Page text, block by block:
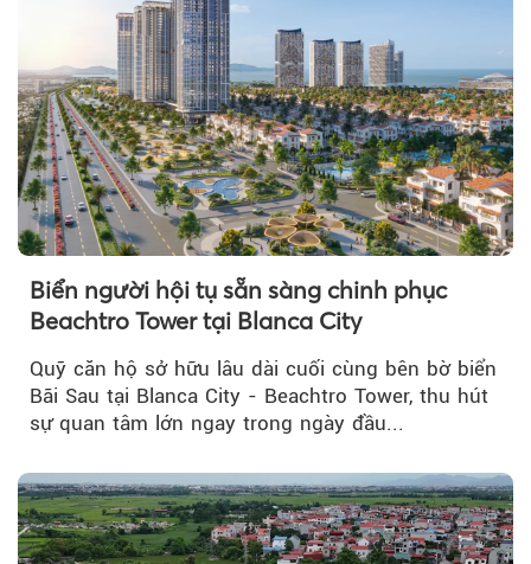
Biển người hội tụ sẵn sàng chinh phục
Beachtro Tower tại Blanca City
Quỹ căn hộ sở hữu lâu dài cuối cùng bên bờ biển
Bãi Sau tại Blanca City - Beachtro Tower, thu hút
sự quan tâm lớn ngay trong ngày đầu...